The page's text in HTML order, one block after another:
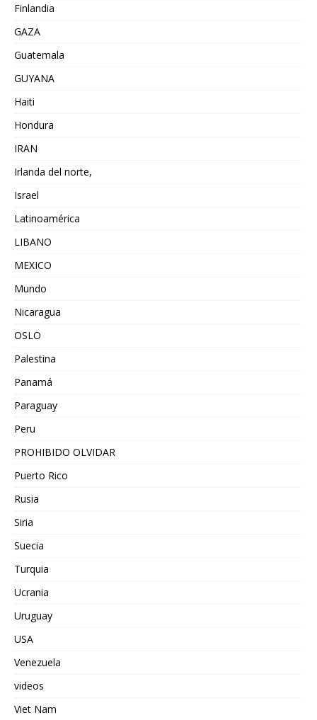
Finlandia
GAZA
Guatemala
GUYANA
Haiti
Hondura
IRAN
Irlanda del norte,
Israel
Latinoamérica
LIBANO
MEXICO
Mundo
Nicaragua
OSLO
Palestina
Panamá
Paraguay
Peru
PROHIBIDO OLVIDAR
Puerto Rico
Rusia
Siria
Suecia
Turquia
Ucrania
Uruguay
USA
Venezuela
videos
Viet Nam